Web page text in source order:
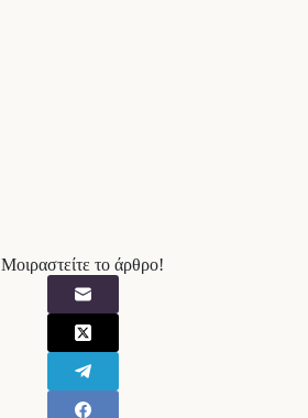
Μοιραστείτε το άρθρο!